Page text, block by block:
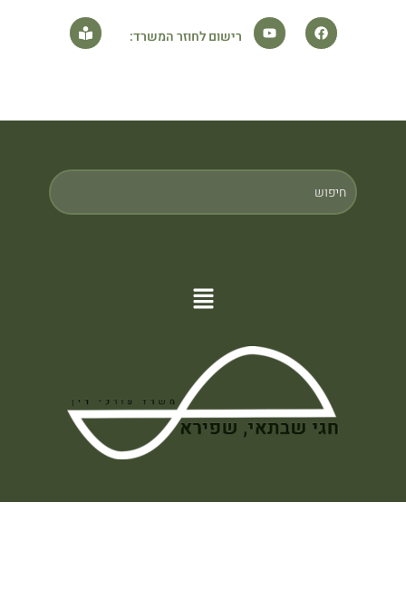
רישום לחוזר המשרד: